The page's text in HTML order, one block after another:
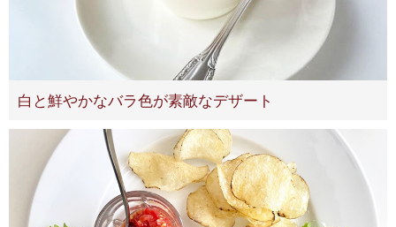
白と鮮やかなバラ色が素敵なデザート